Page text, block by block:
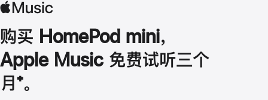
购买 HomePod mini，
Apple Music 免费试听三个
月 脚
⁺。